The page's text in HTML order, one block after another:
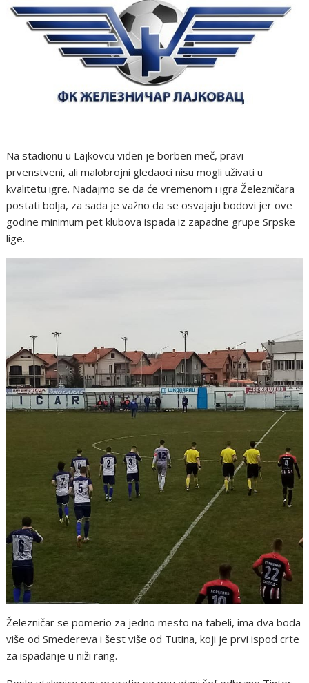
Na stadionu u Lajkovcu viđen je borben meč, pravi
prvenstveni, ali malobrojni gledaoci nisu mogli uživati u
kvalitetu igre. Nadajmo se da će vremenom i igra Železničara
postati bolja, za sada je važno da se osvajaju bodovi jer ove
godine minimum pet klubova ispada iz zapadne grupe Srpske
lige.
Železničar se pomerio za jedno mesto na tabeli, ima dva boda
više od Smedereva i šest više od Tutina, koji je prvi ispod crte
za ispadanje u niži rang.